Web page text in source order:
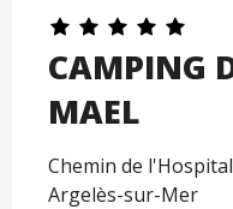
CAMPING
MAEL
Chemin de
Argelès-sur-Mer